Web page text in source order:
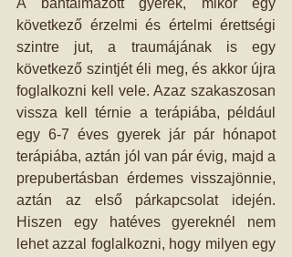
A bántalmazott gyerek, mikor egy
következő érzelmi és értelmi érettségi
szintre jut, a traumájának is egy
következő szintjét éli meg, és akkor újra
foglalkozni kell vele. Azaz szakaszosan
vissza kell térnie a terápiába, például
egy 6-7 éves gyerek jár pár hónapot
terápiába, aztán jól van pár évig, majd a
prepubertásban érdemes visszajönnie,
aztán az első párkapcsolat idején.
Hiszen egy hatéves gyereknél nem
lehet azzal foglalkozni, hogy milyen egy